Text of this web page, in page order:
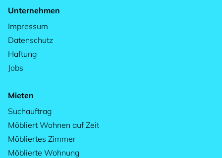
Unternehmen
Impressum
Datenschutz
Haftung
Jobs
Mieten
Suchauftrag
Möbliert Wohnen auf Zeit
Möbliertes Zimmer
Möblierte Wohnung